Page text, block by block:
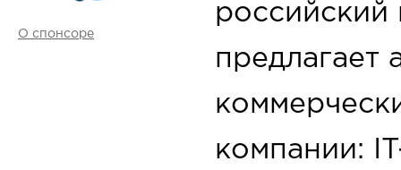
О спонсоре
российский
предлагает
компании: